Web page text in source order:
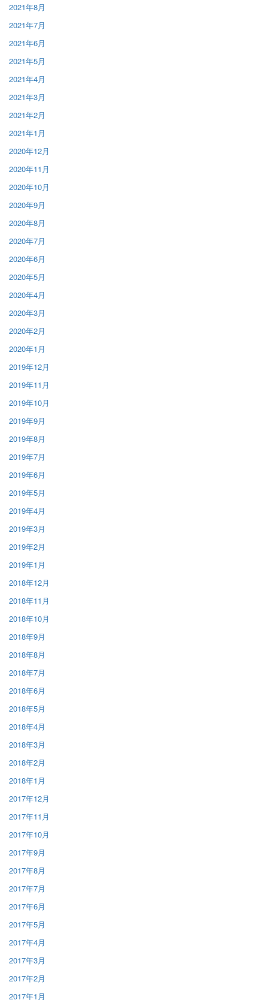
2021年8月
2021年7月
2021年6月
2021年5月
2021年4月
2021年3月
2021年2月
2021年1月
2020年12月
2020年11月
2020年10月
2020年9月
2020年8月
2020年7月
2020年6月
2020年5月
2020年4月
2020年3月
2020年2月
2020年1月
2019年12月
2019年11月
2019年10月
2019年9月
2019年8月
2019年7月
2019年6月
2019年5月
2019年4月
2019年3月
2019年2月
2019年1月
2018年12月
2018年11月
2018年10月
2018年9月
2018年8月
2018年7月
2018年6月
2018年5月
2018年4月
2018年3月
2018年2月
2018年1月
2017年12月
2017年11月
2017年10月
2017年9月
2017年8月
2017年7月
2017年6月
2017年5月
2017年4月
2017年3月
2017年2月
2017年1月